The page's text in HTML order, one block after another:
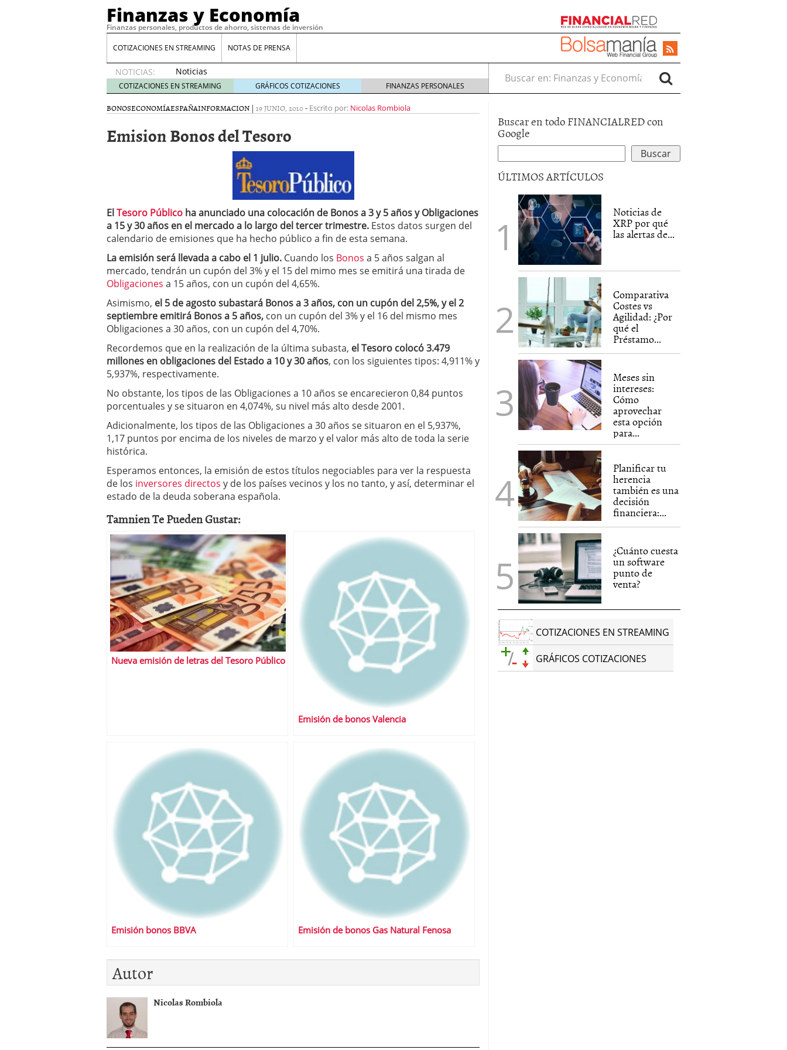
Finanzas y Economía
Finanzas personales, productos de ahorro, sistemas de inversión
COTIZACIONES EN STREAMING NOTAS DE PRENSA
NOTICIAS:
Noticias
de XRP
por qué
las
de
whales
Comparativa Costes vs Agilidad: ¿Por qué el Préstamo Promotor privado
acelera la rentabilidad? 12 de diciembre de 2025
Meses sin intereses: Cómo aprovechar esta opción para gestionar tus
24 de noviembre de 2025
Planificar tu herencia también es una decisión financiera: cómo anticiparte
a los costes 21 de noviembre de 2025
¿Cuánto cuesta un software punto de venta?
COTIZACIONES EN STREAMING GRÁFICOS COTIZACIONES FINANZAS PERSONALES
Buscar en:
BONOSECONOMÍAESPAÑAINFORMACION | 19 JUNIO, 2010- Escrito por: Nicolas Rombiola
Emision Bonos del Tesoro
ElTesoro Público ha anunciado una colocación de Bonos a 3 y 5 años y Obligaciones
a 15 y 30 años en el mercado a lo largo del tercer trimestre. Estos datos surgen del
calendario de emisiones que ha hecho público a fin de esta semana.
La emisión será llevada a cabo el 1 julio. Cuando los Bonos a 5 años salgan al
mercado, tendrán un cupón del 3% y el 15 del mimo mes se emitirá una tirada de
Obligaciones a 15 años, con un cupón del 4,65%.
Asimismo, el 5 de agosto subastará Bonos a 3 años, con un cupón del 2,5%, y el 2
septiembre emitirá Bonos a 5 años, con un cupón del 3% y el 16 del mismo mes
Obligaciones a 30 años, con un cupón del 4,70%.
Recordemos que en la realización de la última subasta, el Tesoro colocó 3.479
millones en obligaciones del Estado a 10 y 30 años, con los siguientes tipos: 4,911% y
5,937%, respectivamente.
No obstante, los tipos de las Obligaciones a 10 años se encarecieron 0,84 puntos
porcentuales y se situaron en 4,074%, su nivel más alto desde 2001.
Adicionalmente, los tipos de las Obligaciones a 30 años se situaron en el 5,937%,
1,17 puntos por encima de los niveles de marzo y el valor más alto de toda la serie
histórica.
Esperamos entonces, la emisión de estos títulos negociables para ver la respuesta
de los inversores directos y de los países vecinos y los no tanto, y así, determinar el
estado de la deuda soberana española.
Tamnien Te Pueden Gustar:
Nueva emisión de letras del Tesoro Público
Emisión de bonos Valencia
Emisión bonos BBVA Emisión de bonos Gas Natural Fenosa
Autor
Nicolas Rombiola
Buscar en todo FINANCIALRED con
Google
ÚLTIMOS ARTÍCULOS
Noticias de
XRP por qué
las alertas de...
Comparativa
Costes vs
Agilidad: ¿Por
qué el
Préstamo...
Meses sin
intereses:
Cómo
aprovechar
esta opción
para...
Planificar tu
herencia
también es una
decisión
financiera:...
¿Cuánto cuesta
un software
punto de
venta?
COTIZACIONES EN STREAMING
GRÁFICOS COTIZACIONES